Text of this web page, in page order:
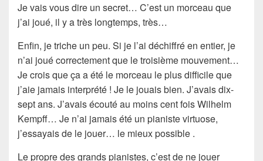
Je vais vous dire un secret… C’est un morceau que
j’ai joué, il y a très longtemps, très…
Enfin, je triche un peu. Si je l’ai déchiffré en entier, je
n’ai joué correctement que le troisième mouvement…
Je crois que ça a été le morceau le plus difficile que
j’aie jamais interprété ! Je le jouais bien. J’avais dix-
sept ans. J’avais écouté au moins cent fois Wilhelm
Kempff… Je n’ai jamais été un pianiste virtuose,
j’essayais de le jouer… le mieux possible .
Le propre des grands pianistes, c’est de ne jouer